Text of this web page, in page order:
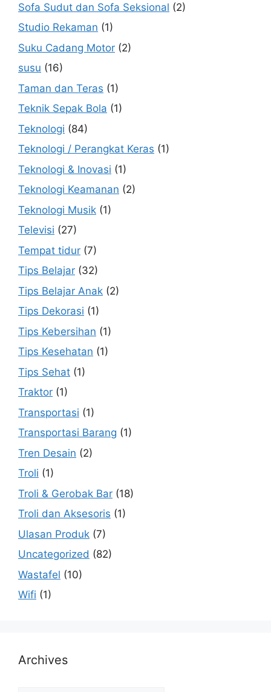
Sofa Sudut dan Sofa Seksional (2)
Studio Rekaman (1)
Suku Cadang Motor (2)
susu (16)
Taman dan Teras (1)
Teknik Sepak Bola (1)
Teknologi (84)
Teknologi / Perangkat Keras (1)
Teknologi & Inovasi (1)
Teknologi Keamanan (2)
Teknologi Musik (1)
Televisi (27)
Tempat tidur (7)
Tips Belajar (32)
Tips Belajar Anak (2)
Tips Dekorasi (1)
Tips Kebersihan (1)
Tips Kesehatan (1)
Tips Sehat (1)
Traktor (1)
Transportasi (1)
Transportasi Barang (1)
Tren Desain (2)
Troli (1)
Troli & Gerobak Bar (18)
Troli dan Aksesoris (1)
Ulasan Produk (7)
Uncategorized (82)
Wastafel (10)
Wifi (1)
Archives